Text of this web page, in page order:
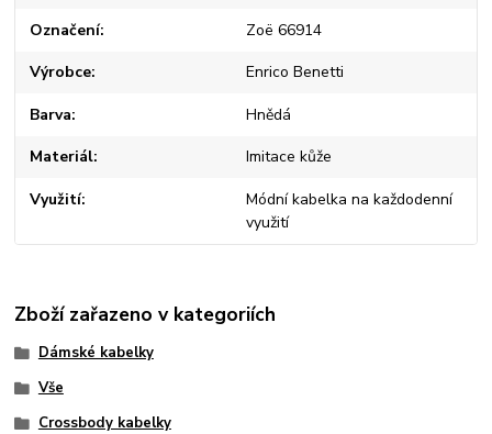
Označení Zoë 66914
Výrobce Enrico Benetti
Barva Hnědá
Materiál Imitace kůže
Využití
Módní kabelka na každodenní
využití
Zboží zařazeno v kategoriích
Dámské kabelky
Vše
Crossbody kabelky